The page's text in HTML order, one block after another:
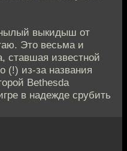
выкидыш от
Это весьма и
ставшая известной
(!) из-за названия
Bethesda
в надежде срубить